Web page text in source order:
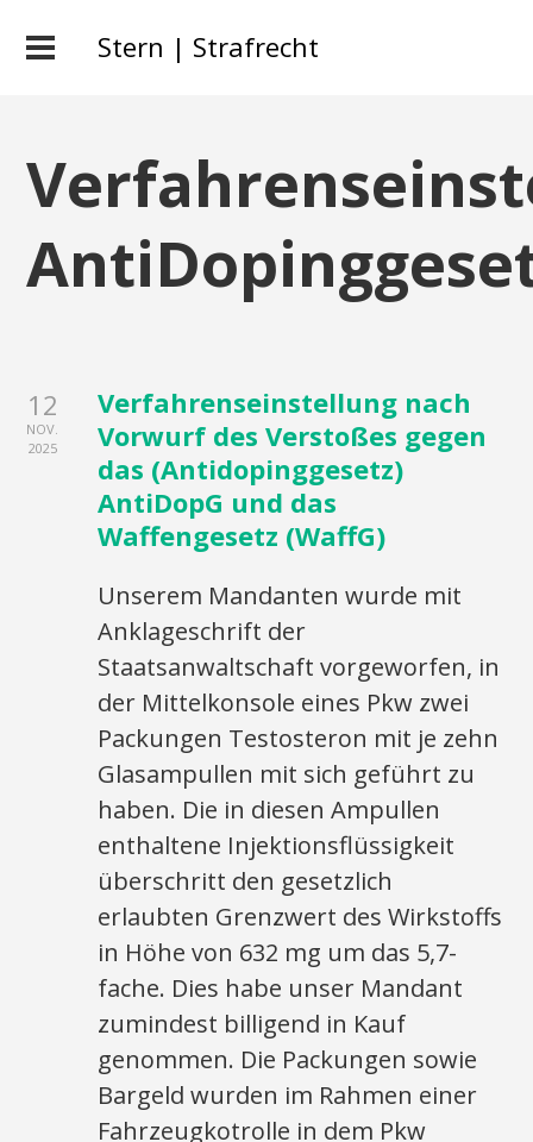
Stern | Strafrecht
12
NOV.
2025
Verfahrenseinstellung nach
Vorwurf des Verstoßes gegen
das (Antidopinggesetz)
AntiDopG und das
Waffengesetz (WaffG)
Unserem Mandanten wurde mit
Anklageschrift der
Staatsanwaltschaft vorgeworfen, in
der Mittelkonsole eines Pkw zwei
Packungen Testosteron mit je zehn
Glasampullen mit sich geführt zu
haben. Die in diesen Ampullen
enthaltene Injektionsflüssigkeit
überschritt den gesetzlich
erlaubten Grenzwert des Wirkstoffs
in Höhe von 632 mg um das 5,7-
fache. Dies habe unser Mandant
zumindest billigend in Kauf
genommen. Die Packungen sowie
Bargeld wurden im Rahmen einer
Fahrzeugkotrolle in dem Pkw